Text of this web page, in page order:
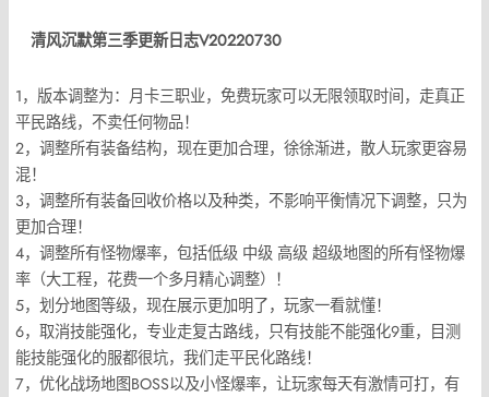
清风沉默第三季更新日志V20220730
1，版本调整为：月卡三职业，免费玩家可以无限领取时间，走真正
平民路线，不卖任何物品！
2，调整所有装备结构，现在更加合理，徐徐渐进，散人玩家更容易
混！
3，调整所有装备回收价格以及种类，不影响平衡情况下调整，只为
更加合理！
4，调整所有怪物爆率，包括低级 中级 高级 超级地图的所有怪物爆
率（大工程，花费一个多月精心调整）！
5，划分地图等级，现在展示更加明了，玩家一看就懂！
6，取消技能强化，专业走复古路线，只有技能不能强化9重，目测
能技能强化的服都很坑，我们走平民化路线！
7，优化战场地图BOSS以及小怪爆率，让玩家每天有激情可打，有